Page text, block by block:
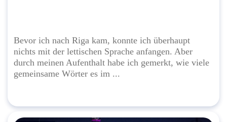
Bevor ich nach Riga kam, konnte ich überhaupt
nichts mit der lettischen Sprache anfangen. Aber
durch meinen Aufenthalt habe ich gemerkt, wie viele
gemeinsame Wörter es im ...